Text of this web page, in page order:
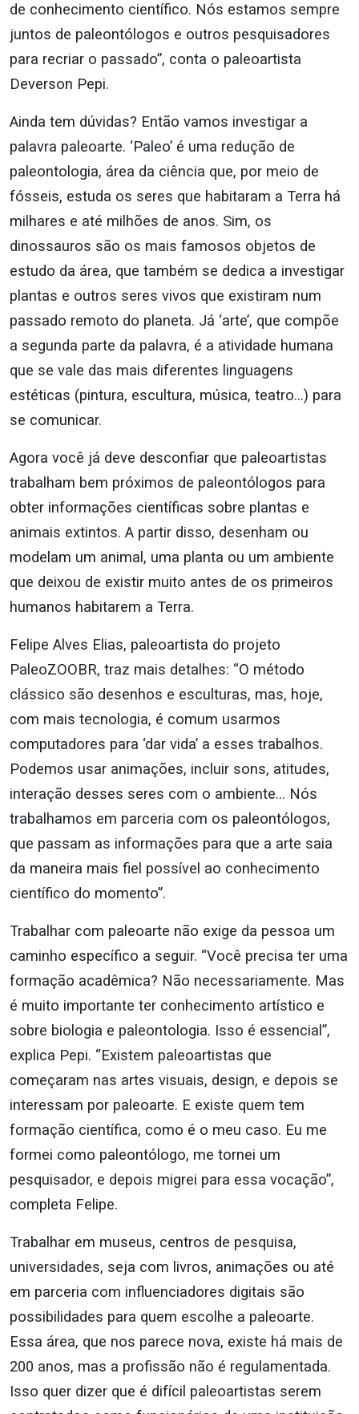
de conhecimento científico. Nós estamos sempre
juntos de paleontólogos e outros pesquisadores
para recriar o passado”, conta o paleoartista
Deverson Pepi.
Ainda tem dúvidas? Então vamos investigar a
palavra paleoarte. ‘Paleo’ é uma redução de
paleontologia, área da ciência que, por meio de
fósseis, estuda os seres que habitaram a Terra há
milhares e até milhões de anos. Sim, os
dinossauros são os mais famosos objetos de
estudo da área, que também se dedica a investigar
plantas e outros seres vivos que existiram num
passado remoto do planeta. Já ‘arte’, que compõe
a segunda parte da palavra, é a atividade humana
que se vale das mais diferentes linguagens
estéticas (pintura, escultura, música, teatro…) para
se comunicar.
Agora você já deve desconfiar que paleoartistas
trabalham bem próximos de paleontólogos para
obter informações científicas sobre plantas e
animais extintos. A partir disso, desenham ou
modelam um animal, uma planta ou um ambiente
que deixou de existir muito antes de os primeiros
humanos habitarem a Terra.
Felipe Alves Elias, paleoartista do projeto
PaleoZOOBR, traz mais detalhes: “O método
clássico são desenhos e esculturas, mas, hoje,
com mais tecnologia, é comum usarmos
computadores para ‘dar vida’ a esses trabalhos.
Podemos usar animações, incluir sons, atitudes,
interação desses seres com o ambiente… Nós
trabalhamos em parceria com os paleontólogos,
que passam as informações para que a arte saia
da maneira mais fiel possível ao conhecimento
científico do momento”.
Trabalhar com paleoarte não exige da pessoa um
caminho específico a seguir. “Você precisa ter uma
formação acadêmica? Não necessariamente. Mas
é muito importante ter conhecimento artístico e
sobre biologia e paleontologia. Isso é essencial”,
explica Pepi. “Existem paleoartistas que
começaram nas artes visuais, design, e depois se
interessam por paleoarte. E existe quem tem
formação científica, como é o meu caso. Eu me
formei como paleontólogo, me tornei um
pesquisador, e depois migrei para essa vocação”,
completa Felipe.
Trabalhar em museus, centros de pesquisa,
universidades, seja com livros, animações ou até
em parceria com influenciadores digitais são
possibilidades para quem escolhe a paleoarte.
Essa área, que nos parece nova, existe há mais de
200 anos, mas a profissão não é regulamentada.
Isso quer dizer que é difícil paleoartistas serem